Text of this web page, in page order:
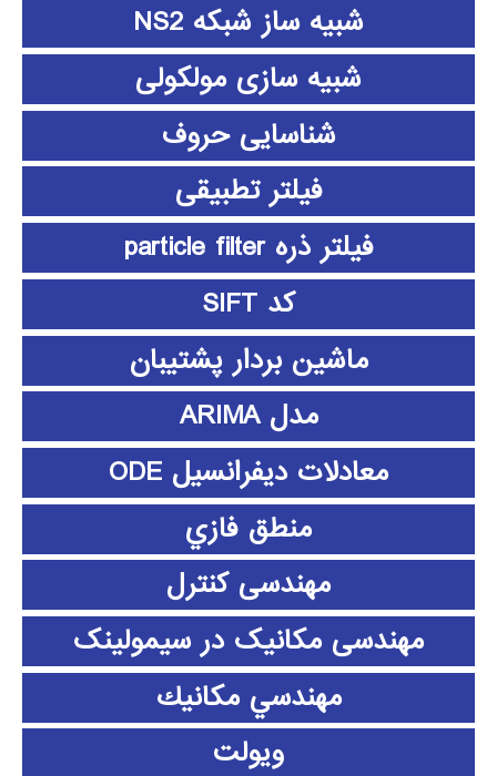
شبیه ساز شبکه NS2
شبیه سازی مولکولی
شناسایی حروف
فیلتر تطبیقی
فیلتر ذره particle filter
کد SIFT
ماشین بردار پشتیبان
مدل ARIMA
معادلات دیفرانسیل ODE
منطق فازي
مهندسی کنترل
مهندسی مکانیک در سیمولینک
مهندسي مكانيك
ویولت